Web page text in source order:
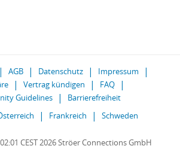
AGB Datenschutz
Impressum
Vertrag kündigen
FAQ
Guidelines
Barrierefreiheit
Frankreich Schweden
CEST 2026 Ströer Connections GmbH